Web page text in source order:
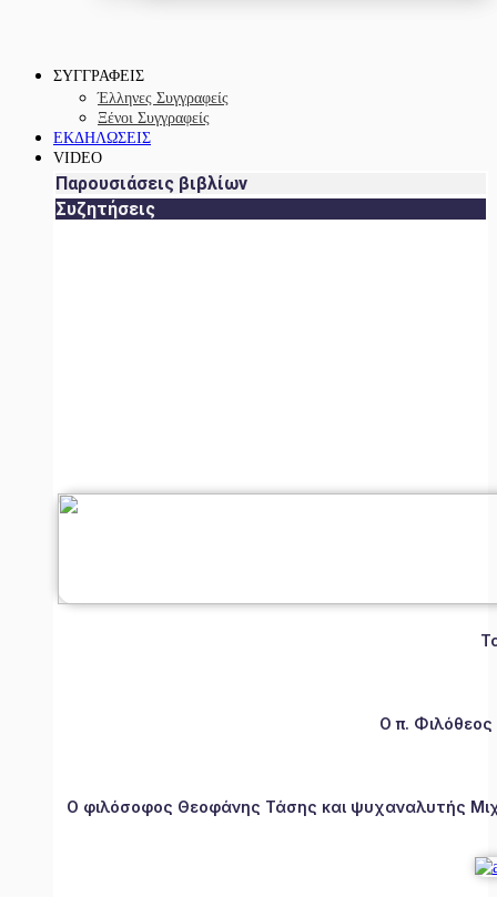
ΣΥΓΓΡΑΦΕΙΣ
Έλληνες Συγγραφείς
Ξένοι Συγγραφείς
ΕΚΔΗΛΩΣΕΙΣ
VIDEO
Παρουσιάσεις βιβλίων
Συζητήσεις
Ο π.
Ο φιλόσοφος Θεοφάνης Τάσης και ψυχαναλυτής